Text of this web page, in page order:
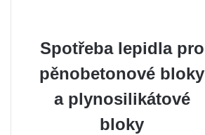
Spotřeba lepidla pro
pěnobetonové bloky
a plynosilikátové
bloky